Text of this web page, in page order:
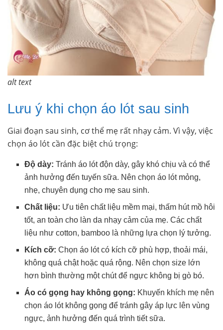
alt text
Lưu ý khi chọn áo lót sau sinh
Giai đoạn sau sinh, cơ thể mẹ rất nhạy cảm. Vì vậy, việc
chọn áo lót cần đặc biệt chú trọng:
Độ dày: Tránh áo lót độn dày, gây khó chịu và có thể
ảnh hưởng đến tuyến sữa. Nên chọn áo lót mỏng,
nhẹ, chuyên dụng cho mẹ sau sinh.
Chất liệu: Ưu tiên chất liệu mềm mại, thấm hút mồ hôi
tốt, an toàn cho làn da nhạy cảm của mẹ. Các chất
liệu như cotton, bamboo là những lựa chọn lý tưởng.
Kích cỡ: Chọn áo lót có kích cỡ phù hợp, thoải mái,
không quá chật hoặc quá rộng. Nên chọn size lớn
hơn bình thường một chút để ngực không bị gò bó.
Áo có gọng hay không gọng: Khuyến khích mẹ nên
chọn áo lót không gọng để tránh gây áp lực lên vùng
ngực, ảnh hưởng đến quá trình tiết sữa.